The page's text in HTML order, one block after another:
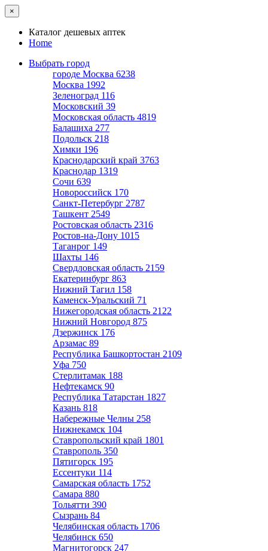
×
Каталог дешевых аптек
Home
Выбрать город
городе Москва 6238
Москва 1992
Зеленоград 116
Московский 39
Московская область 4819
Балашиха 277
Подольск 218
Химки 196
Краснодарский край 3763
Краснодар 1319
Сочи 639
Новороссийск 170
Санкт-Петербург 2787
Ташкент 2549
Ростовская область 2316
Ростов-на-Дону 1015
Таганрог 149
Шахты 146
Свердловская область 2159
Екатеринбург 863
Нижний Тагил 158
Каменск-Уральский 71
Нижегородская область 2122
Нижний Новгород 875
Дзержинск 176
Арзамас 89
Республика Башкортостан 2109
Уфа 750
Стерлитамак 188
Нефтекамск 90
Республика Татарстан 1827
Казань 818
Набережные Челны 258
Нижнекамск 104
Ставропольский край 1801
Ставрополь 350
Пятигорск 195
Ессентуки 114
Самарская область 1752
Самара 880
Тольятти 390
Сызрань 84
Челябинская область 1706
Челябинск 650
Магнитогорск 247